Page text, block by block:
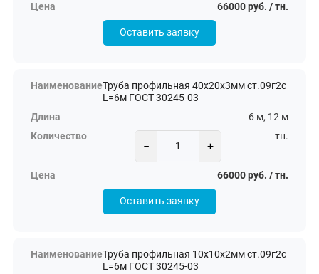
66000 руб. / тн.
Оставить заявку
Труба профильная 40х20х3мм ст.09г2с
L=6м ГОСТ 30245-03
6 м, 12 м
− +
тн.
66000 руб. / тн.
Оставить заявку
Труба профильная 10х10х2мм ст.09г2с
L=6м ГОСТ 30245-03